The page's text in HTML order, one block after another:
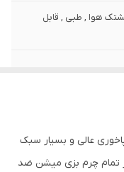
هوا , طبی , قابل
عالی و بسیار سبک
تمام چرم بزی میشن ضد